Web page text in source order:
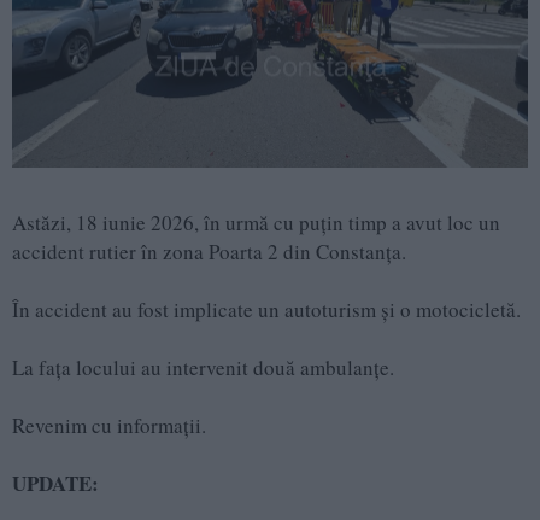
Astăzi, 18 iunie 2026, în urmă cu puțin timp a avut loc un
accident rutier în zona Poarta 2 din Constanța.
În accident au fost implicate un autoturism și o motocicletă.
La fața locului au intervenit două ambulanțe.
Revenim cu informații.
UPDATE: